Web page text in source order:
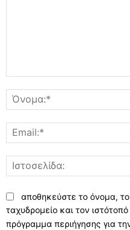
αποθηκεύστε το όνομα,
ταχυδρομείο και τον
πρόγραμμα περιήγησης για